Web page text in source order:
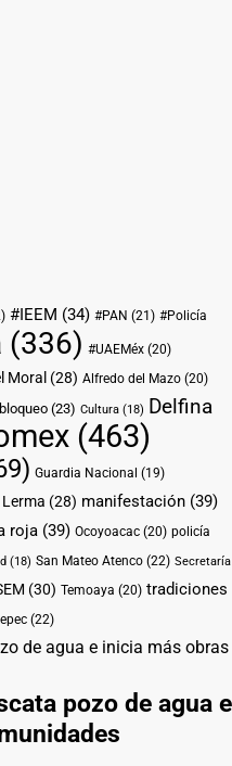
#IEEM (34) #PAN (21) #Policía
(336) #UAEMéx (20)
Moral (28) Alfredo del Mazo (20)
bloqueo (23) Cultura (18) Delfina
(463)
Guardia Nacional (19)
Lerma (28) manifestación (39)
roja (39) Ocoyoacac (20) policía
(18) San Mateo Atenco (22) Secretaría
(30) Temoaya (20) tradiciones
(22)
pozo de agua e